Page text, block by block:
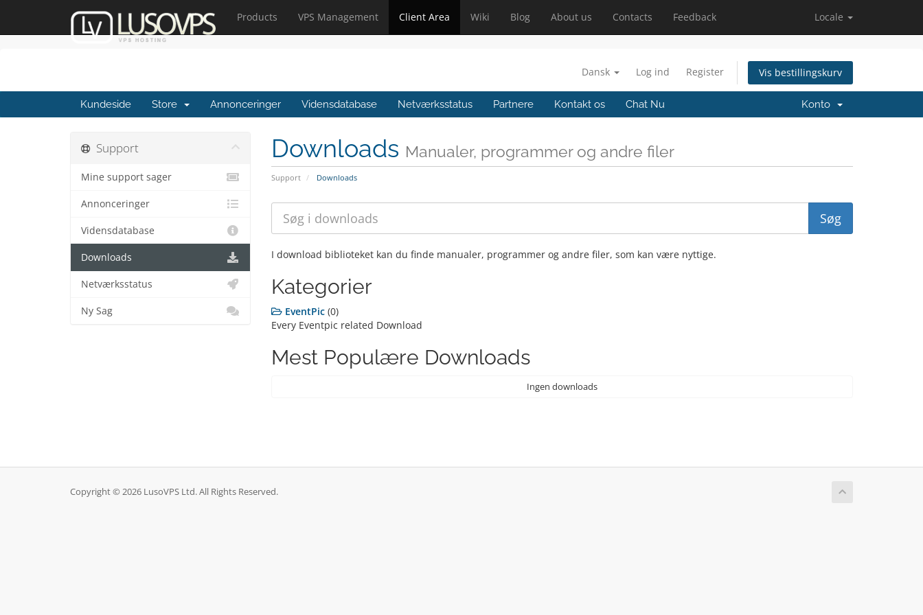
Products VPS Management Client Area Wiki Blog About us Contacts Feedback Locale
Dansk Log ind Register Vis bestillingskurv
Kundeside Store Annonceringer Vidensdatabase Netværksstatus Partnere Kontakt os Chat Nu Konto
Downloads Manualer, programmer og andre filer
Support Downloads
I download biblioteket kan du finde manualer, programmer og andre filer, som kan være nyttige.
Kategorier
EventPic (0)
Every Eventpic related Download
Mest Populære Downloads
Ingen downloads
Support
Mine support sager
Annonceringer
Vidensdatabase
Downloads
Netværksstatus
Ny Sag
Copyright © 2026 LusoVPS Ltd. All Rights Reserved.